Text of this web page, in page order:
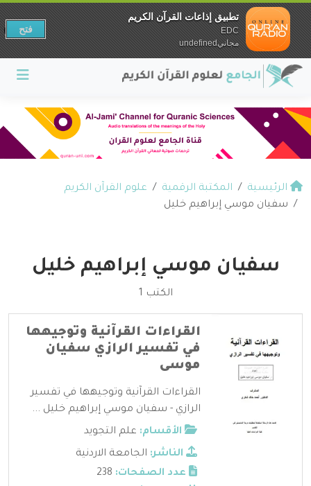
الرئيسية المكتبة الرقمية
علوم القرآن الكريم
سفيان موسي إبراهيم خليل
سفيان موسي إبراهيم خليل
الكتب 1
القراءات القرآنية وتوجيهها
في تفسير الرازي سفيان
موسى
القراءات القرآنية وتوجيهها في تفسير
الرازي - سفيان موسي إبراهيم خليل ...
الأقسام: علم التجويد
الناشر: الجامعة الاردنية
عدد الصفحات:
تطبيق إذاعات القرآن الكريم
EDC
مجانيundefined
فتح